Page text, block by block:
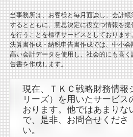
料金について
お問合せ
当事務所は、お客様と毎月面談し、会計
するとともに、意思決定に役立つ情報を
を行うことを標準サービスとしております
決算書作成・納税申告書作成では、中小
高い会計データを使用し、社会的にも高
告書を作成します。
現在、ＴＫＣ戦略財務情報
リーズ）を用いたサービス
おります。他ではあまりな
で、是非、お問合せくださ
い